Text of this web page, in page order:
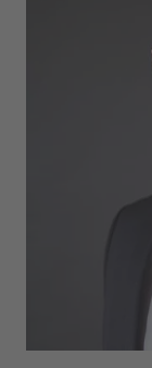
WIE KÖNNEN